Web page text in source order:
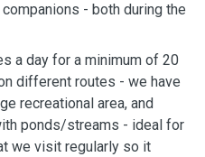
- both during the
a day for a minimum of 20
different routes - we have
recreational area, and
ponds/streams - ideal for
we visit regularly so it